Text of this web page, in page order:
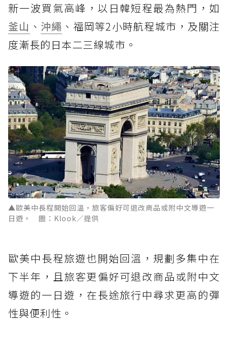
新一波買氣高峰，以日韓短程最為熱門，如
釜山 、 沖繩 、福岡等2小時航程城市，及關注
度漸長的日本二三線城市。
▲歐美中長程開始回溫，旅客偏好可退改商品或附中文導遊一
日遊。 圖：Klook／提供
歐美中長程旅遊也開始回溫，規劃多集中在
下半年，且旅客更偏好可退改商品或附中文
導遊的一日遊，在長途旅行中尋求更高的彈
性與便利性。